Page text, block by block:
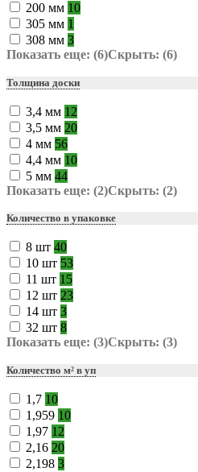
200 мм 10
305 мм 1
308 мм 3
Показать еще: (6)Скрыть: (6)
Толщина доски
3,4 мм 12
3,5 мм 20
4 мм 56
4,4 мм 10
5 мм 44
Показать еще: (2)Скрыть: (2)
Количество в упаковке
8 шт 40
10 шт 53
11 шт 15
12 шт 23
14 шт 3
32 шт 8
Показать еще: (3)Скрыть: (3)
Количество м² в уп
1,7 10
1,959 10
1,97 12
2,16 20
2,198 3